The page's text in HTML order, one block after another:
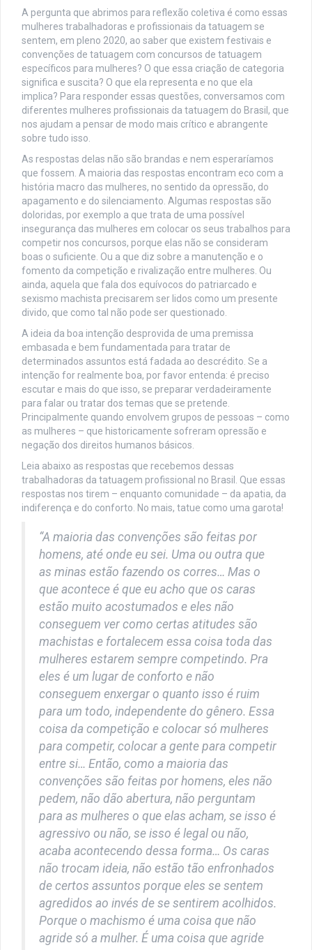
A pergunta que abrimos para reflexão coletiva é como essas
mulheres trabalhadoras e profissionais da tatuagem se
sentem, em pleno 2020, ao saber que existem festivais e
convenções de tatuagem com concursos de tatuagem
específicos para mulheres? O que essa criação de categoria
significa e suscita? O que ela representa e no que ela
implica? Para responder essas questões, conversamos com
diferentes mulheres profissionais da tatuagem do Brasil, que
nos ajudam a pensar de modo mais crítico e abrangente
sobre tudo isso.
As respostas delas não são brandas e nem esperaríamos
que fossem. A maioria das respostas encontram eco com a
história macro das mulheres, no sentido da opressão, do
apagamento e do silenciamento. Algumas respostas são
doloridas, por exemplo a que trata de uma possível
insegurança das mulheres em colocar os seus trabalhos para
competir nos concursos, porque elas não se consideram
boas o suficiente. Ou a que diz sobre a manutenção e o
fomento da competição e rivalização entre mulheres. Ou
ainda, aquela que fala dos equívocos do patriarcado e
sexismo machista precisarem ser lidos como um presente
divido, que como tal não pode ser questionado.
A ideia da boa intenção desprovida de uma premissa
embasada e bem fundamentada para tratar de
determinados assuntos está fadada ao descrédito. Se a
intenção for realmente boa, por favor entenda: é preciso
escutar e mais do que isso, se preparar verdadeiramente
para falar ou tratar dos temas que se pretende.
Principalmente quando envolvem grupos de pessoas – como
as mulheres – que historicamente sofreram opressão e
negação dos direitos humanos básicos.
Leia abaixo as respostas que recebemos dessas
trabalhadoras da tatuagem profissional no Brasil. Que essas
respostas nos tirem – enquanto comunidade – da apatia, da
indiferença e do conforto. No mais, tatue como uma garota!
“A maioria das convenções são feitas por
homens, até onde eu sei. Uma ou outra que
as minas estão fazendo os corres… Mas o
que acontece é que eu acho que os caras
estão muito acostumados e eles não
conseguem ver como certas atitudes são
machistas e fortalecem essa coisa toda das
mulheres estarem sempre competindo. Pra
eles é um lugar de conforto e não
conseguem enxergar o quanto isso é ruim
para um todo, independente do gênero. Essa
coisa da competição e colocar só mulheres
para competir, colocar a gente para competir
entre si… Então, como a maioria das
convenções são feitas por homens, eles não
pedem, não dão abertura, não perguntam
para as mulheres o que elas acham, se isso é
agressivo ou não, se isso é legal ou não,
acaba acontecendo dessa forma… Os caras
não trocam ideia, não estão tão enfronhados
de certos assuntos porque eles se sentem
agredidos ao invés de se sentirem acolhidos.
Porque o machismo é uma coisa que não
agride só a mulher. É uma coisa que agride